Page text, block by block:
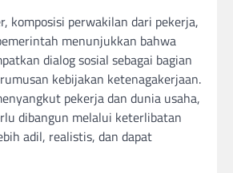
komposisi perwakilan dari pekerja,
menunjukkan bahwa
dialog sosial sebagai bagian
kebijakan ketenagakerjaan.
pekerja dan dunia usaha,
dibangun melalui keterlibatan
adil, realistis, dan dapat